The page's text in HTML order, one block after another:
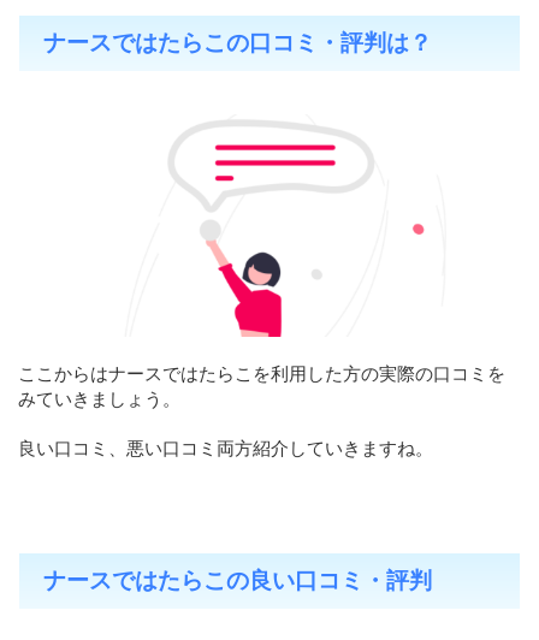
ナースではたらこの口コミ・評判は？
ここからはナースではたらこを利用した方の実際の口コミを
みていきましょう。
良い口コミ、悪い口コミ両方紹介していきますね。
ナースではたらこの良い口コミ・評判